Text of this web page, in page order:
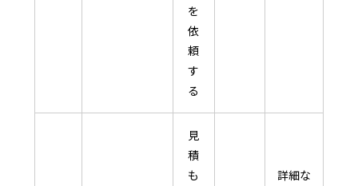
を
依
頼
す
る
見
積
も
詳細な